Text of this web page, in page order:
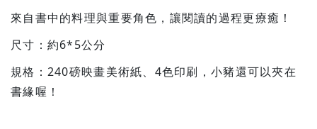
來自書中的料理與重要角色，讓閱讀的過程更療癒！
尺寸：約6*5公分
規格：240磅映畫美術紙、4色印刷，小豬還可以夾在
書緣喔！